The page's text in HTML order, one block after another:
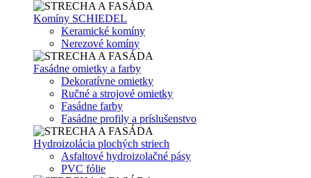
Komíny SCHIEDEL
Keramické komíny
Nerezové komíny
Fasádne omietky a farby
Dekoratívne omietky
Ručné a strojové omietky
Fasádne farby
Fasádne profily a príslušenstvo
Hydroizolácia plochých striech
Asfaltové hydroizolačné pásy
PVC fólie